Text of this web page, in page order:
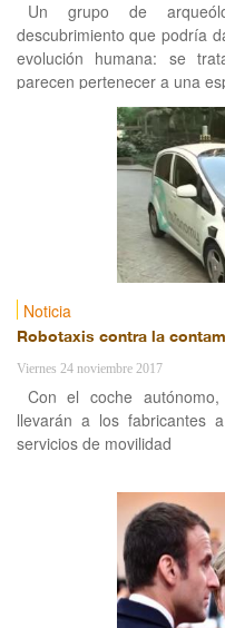
Un grupo de
descubrimiento que podría
evolución humana: se
parecen pertenecer a una
Noticia
Robotaxis contra la
Viernes 24 noviembre 2017
Con el coche
llevarán a los fabricantes
servicios de movilidad